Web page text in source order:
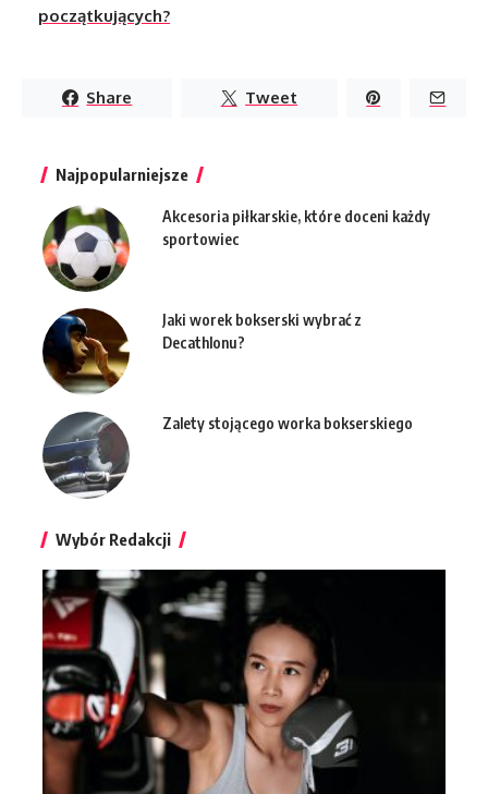
początkujących?
Share Tweet
Najpopularniejsze
Akcesoria piłkarskie, które doceni każdy
sportowiec
Jaki worek bokserski wybrać z
Decathlonu?
Zalety stojącego worka bokserskiego
Wybór Redakcji